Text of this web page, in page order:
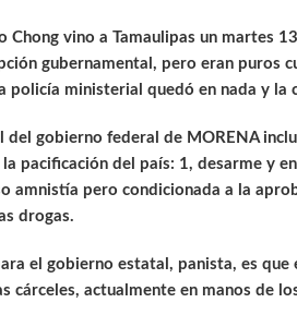
Chong vino a Tamaulipas un martes
gubernamental, pero eran puros
policía ministerial quedó en nada y la
del gobierno federal de MORENA
pacificación del país: 1, desarme y
amnistía pero condicionada a la
drogas.
el gobierno estatal, panista, es
cárceles, actualmente en manos de